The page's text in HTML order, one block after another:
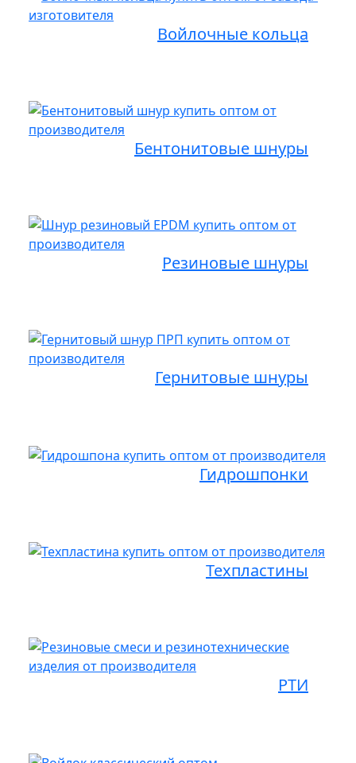
Войлочные кольца
Бентонитовые шнуры
Резиновые шнуры
Гернитовые шнуры
Гидрошпонки
Техпластины
РТИ